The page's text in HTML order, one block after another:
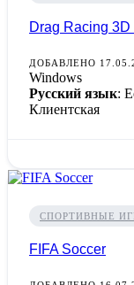
Drag Racing 3D
ДОБАВЛЕНО
Windows
Русский язык:
Клиентская
СПОРТИВНЫЕ
FIFA Soccer